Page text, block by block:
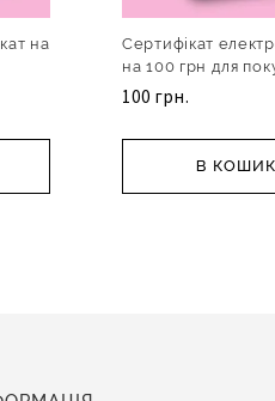
на
Сертифікат
на 100 грн для
онлайн
100 грн.
В КОШИК